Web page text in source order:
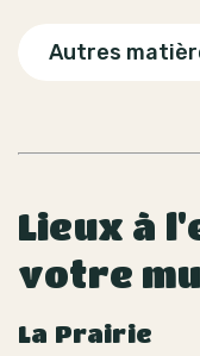
Autres
Lieux à
votre
La Prairie